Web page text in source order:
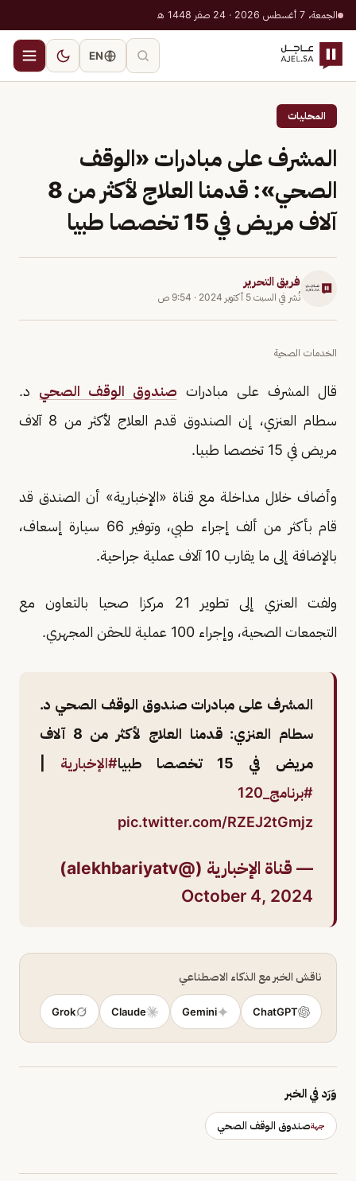
الجمعة، 7 أغسطس 2026 · 24 صفر 1448 هـ
EN
المحليات
المشرف على مبادرات «الوقف
الصحي»: قدمنا العلاج لأكثر من 8
آلاف مريض في 15 تخصصا طبيا
فريق التحرير
نُشر في السبت 5 أكتوبر 2024 · 9:54 ص
الخدمات الصحية
قال المشرف على مبادرات صندوق الوقف الصحي د.
سطام العنزي، إن الصندوق قدم العلاج لأكثر من 8 آلاف
مريض في 15 تخصصا طبيا.
وأضاف خلال مداخلة مع قناة «الإخبارية» أن الصندق قد
قام بأكثر من ألف إجراء طبي، وتوفير 66 سيارة إسعاف،
بالإضافة إلى ما يقارب 10 آلاف عملية جراحية.
ولفت العنزي إلى تطوير 21 مركزا صحيا بالتعاون مع
التجمعات الصحية، وإجراء 100 عملية للحقن المجهري.
المشرف على مبادرات صندوق الوقف الصحي د.
سطام العنزي: قدمنا العلاج لأكثر من 8 آلاف
مريض في 15 تخصصا طبيا
#الإخبارية
#برنامج_120
pic.twitter.com/RZEJ2tGmjz
— قناة الإخبارية (@alekhbariyatv)
October 4, 2024
ناقش الخبر مع الذكاء الاصطناعي
ChatGPT
Gemini
Claude
Grok
وَرَد في الخبر
جهةصندوق الوقف الصحي